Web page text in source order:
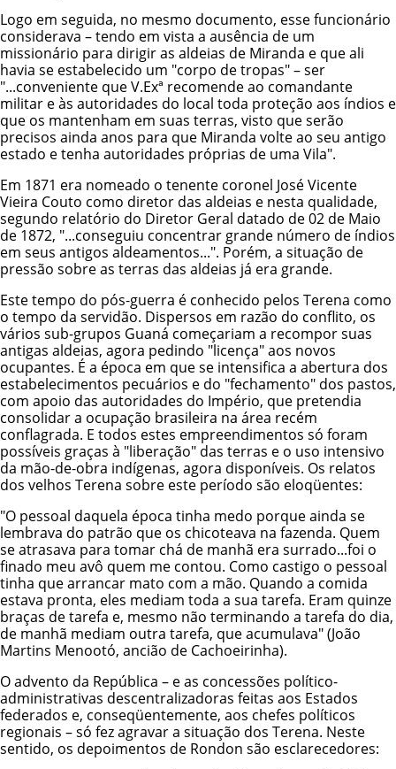
Logo em seguida, no mesmo documento, esse funcionário
considerava – tendo em vista a ausência de um
missionário para dirigir as aldeias de Miranda e que ali
havia se estabelecido um "corpo de tropas" – ser
"...conveniente que V.Exª recomende ao comandante
militar e às autoridades do local toda proteção aos índios e
que os mantenham em suas terras, visto que serão
precisos ainda anos para que Miranda volte ao seu antigo
estado e tenha autoridades próprias de uma Vila".
Em 1871 era nomeado o tenente coronel José Vicente
Vieira Couto como diretor das aldeias e nesta qualidade,
segundo relatório do Diretor Geral datado de 02 de Maio
de 1872, "...conseguiu concentrar grande número de índios
em seus antigos aldeamentos...". Porém, a situação de
pressão sobre as terras das aldeias já era grande.
Este tempo do pós-guerra é conhecido pelos Terena como
o tempo da servidão. Dispersos em razão do conflito, os
vários sub-grupos Guaná começariam a recompor suas
antigas aldeias, agora pedindo "licença" aos novos
ocupantes. É a época em que se intensifica a abertura dos
estabelecimentos pecuários e do "fechamento" dos pastos,
com apoio das autoridades do Império, que pretendia
consolidar a ocupação brasileira na área recém
conflagrada. E todos estes empreendimentos só foram
possíveis graças à "liberação" das terras e o uso intensivo
da mão-de-obra indígenas, agora disponíveis. Os relatos
dos velhos Terena sobre este período são eloqüentes:
"O pessoal daquela época tinha medo porque ainda se
lembrava do patrão que os chicoteava na fazenda. Quem
se atrasava para tomar chá de manhã era surrado...foi o
finado meu avô quem me contou. Como castigo o pessoal
tinha que arrancar mato com a mão. Quando a comida
estava pronta, eles mediam toda a sua tarefa. Eram quinze
braças de tarefa e, mesmo não terminando a tarefa do dia,
de manhã mediam outra tarefa, que acumulava" (João
Martins Menootó, ancião de Cachoeirinha).
O advento da República – e as concessões político-
administrativas descentralizadoras feitas aos Estados
federados e, conseqüentemente, aos chefes políticos
regionais – só fez agravar a situação dos Terena. Neste
sentido, os depoimentos de Rondon são esclarecedores: